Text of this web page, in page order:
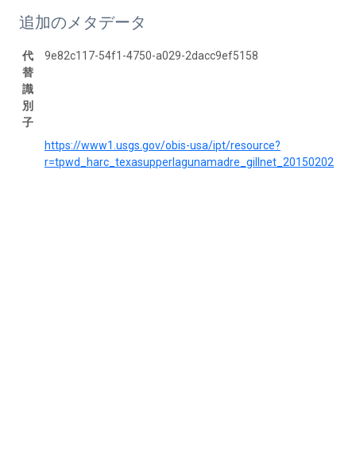
追加のメタデータ
代
替
識
別
子
9e82c117-54f1-4750-a029-2dacc9ef5158
https://www1.usgs.gov/obis-usa/ipt/resource?
r=tpwd_harc_texasupperlagunamadre_gillnet_20150202